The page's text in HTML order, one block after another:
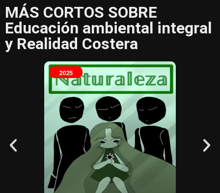
MÁS CORTOS SOBRE
Educación ambiental integral
y Realidad Costera
2025